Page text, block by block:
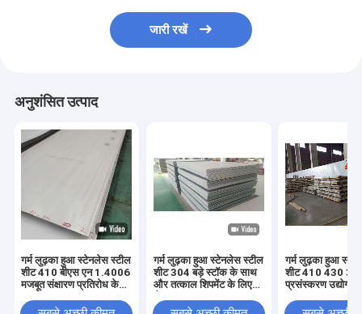
जारी रखें
अनुशंसित उत्पाद
गर्म लुढ़का हुआ स्टेनलेस स्टील
शीट 410 बीएस एन 1.4006
मजबूत संक्षारण प्रतिरोध के
गर्म लुढ़का हुआ स्टेनलेस स्टील
शीट 304 बड़े स्टॉक के साथ
और तत्काल शिपमेंट के लिए
गर्म लुढ़का हुआ
शीट 410 430
प्रसंस्करण उद्योग के